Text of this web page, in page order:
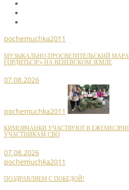
pochemuchka2011
МУЗЫКАЛЬНО-ПРОСВЕТИТЕЛЬСКИЙ
ГОРДИТЬСЯ!» НА ВЕНЕВСКОМ ЗЕМЛЕ
07.08.2026
pochemuchka2011
КИМОВЧАНКИ УЧАСТВУЮТ В
УЧАСТНИКАМ СВО
07.08.2026
pochemuchka2011
ПОЗДРАВЛЯЕМ С ПОБЕДОЙ!